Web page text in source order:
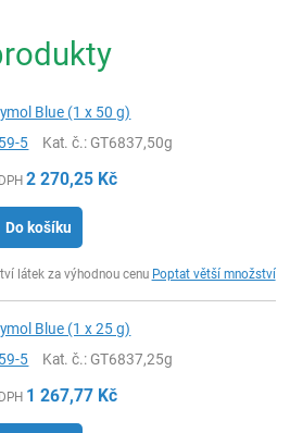
Blue (1 x 50 g)
5 Kat. č.: GT6837,50g
2 270,25 Kč
Do košíku
látek za výhodnou cenu Poptat větší množství
Blue (1 x 25 g)
5 Kat. č.: GT6837,25g
1 267,77 Kč